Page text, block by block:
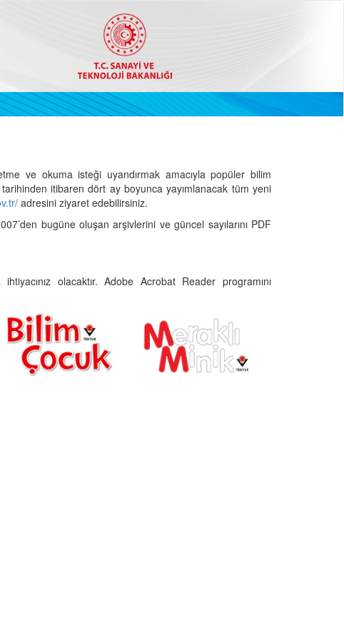
ve okuma isteği uyandırmak amacıyla popüler bilim
itibaren dört ay boyunca yayımlanacak tüm yeni
adresini ziyaret edebilirsiniz.
bugüne oluşan arşivlerini ve güncel sayılarını PDF
olacaktır. Adobe Acrobat Reader programını